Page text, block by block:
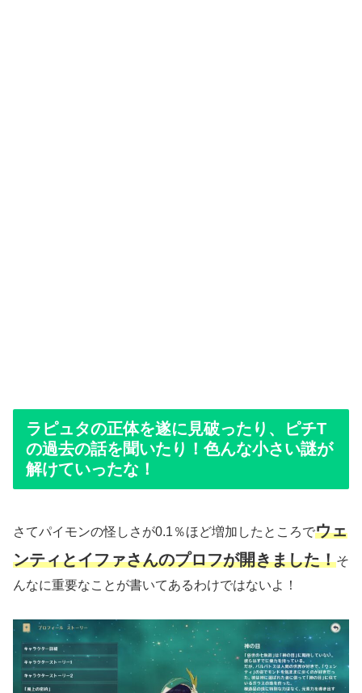
ラピュタの正体を遂に見破ったり、ピチT
の過去の話を聞いたり！色んな小さい謎が
解けていったな！
さてパイモンの怪しさが0.1％ほど増加したところでウェ
ンティとイファさんのプロフが開きました！そ
んなに重要なことが書いてあるわけではないよ！